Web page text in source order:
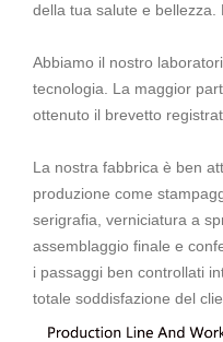
della tua salute e
Abbiamo il nostro
tecnologia. La maggior
ottenuto il brevetto
La nostra fabbrica è ben
produzione come
serigrafia, verniciatura a
assemblaggio finale e
i passaggi ben controllati
totale soddisfazione del